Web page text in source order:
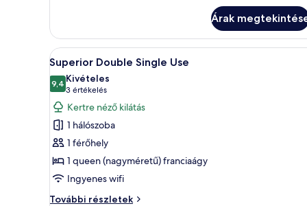
Árak
A
következő
szoba
összes
képének
megtekintése:
Superior
Double
Single
Use
Egy szállodai szoba,
5
Superior Double Single Use
9,410-ből 9,4
Kivételes
3 értékelés
(3
értékelés)
Kertre néző kilátás
1 hálószoba
1 férőhely
1 queen (nagyméretű) franciaágy
Ingyenes wifi
További részletek
Superior